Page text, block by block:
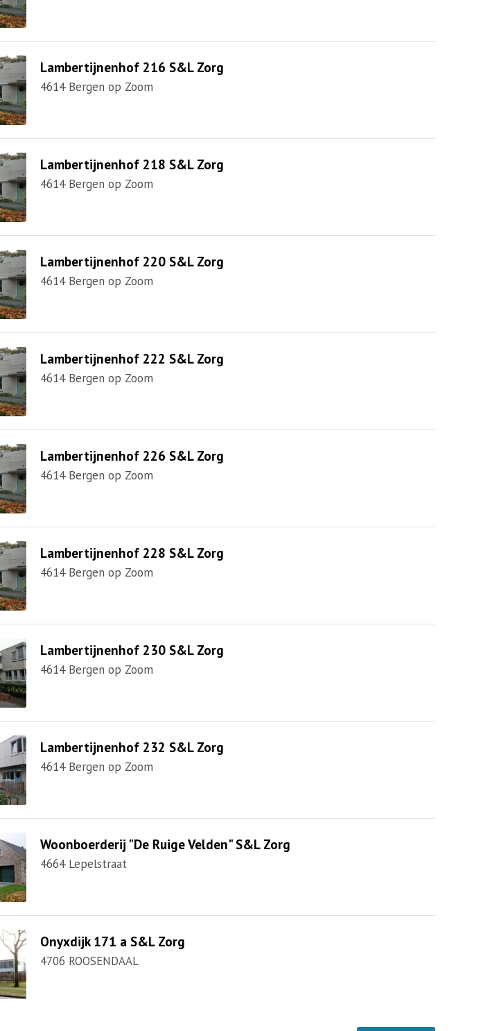
Lambertijnenhof 216 S&L Zorg
4614 Bergen op Zoom
Lambertijnenhof 218 S&L Zorg
4614 Bergen op Zoom
Lambertijnenhof 220 S&L Zorg
4614 Bergen op Zoom
Lambertijnenhof 222 S&L Zorg
4614 Bergen op Zoom
Lambertijnenhof 226 S&L Zorg
4614 Bergen op Zoom
Lambertijnenhof 228 S&L Zorg
4614 Bergen op Zoom
Lambertijnenhof 230 S&L Zorg
4614 Bergen op Zoom
Lambertijnenhof 232 S&L Zorg
4614 Bergen op Zoom
Woonboerderij "De Ruige Velden" S&L Zorg
4664 Lepelstraat
Onyxdijk 171 a S&L Zorg
4706 ROOSENDAAL